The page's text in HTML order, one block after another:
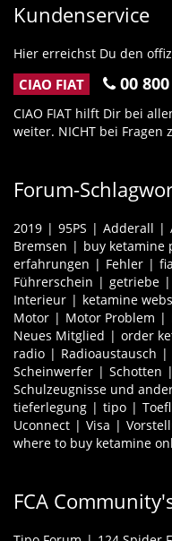
Kundenservice
Hier erreichst Du den
CIAO FIAT 00
CIAO FIAT hilft Dir bei
weiter. NICHT bei Fragen
Forum-
2019 95PS Adderall
Bremsen
buy ketamine
erfahrungen
Fehler
Führerschein
getriebe
Interieur
ketamine
Motor
Motor Problem
Neues Mitglied
order
radio
Radioaustausch
Scheinwerfer
Schotten
Schulzeugnisse und
tieferlegung
tipo Toefl
Uconnect
Visa
where to buy ketamine
FCA